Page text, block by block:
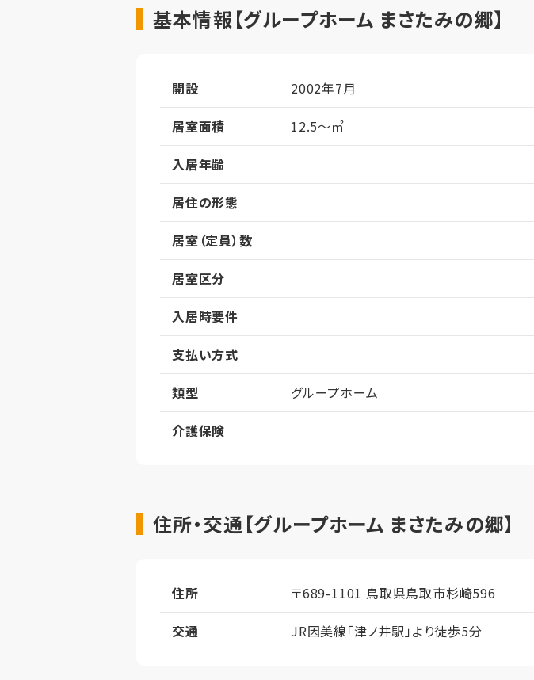
基本情報【グループホーム まさたみの郷】
開設
2002年7月
居室面積
12.5～㎡
入居年齢
居住の形態
居室（定員）数
居室区分
入居時要件
支払い方式
類型
グループホーム
介護保険
住所・交通【グループホーム まさたみの郷】
住所
〒689-1101 鳥取県鳥取市杉崎596
交通
JR因美線「津ノ井駅」より徒歩5分